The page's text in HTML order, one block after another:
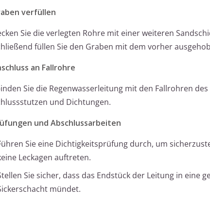
verfüllen
Sie die verlegten Rohre mit einer weiteren
füllen Sie den Graben mit dem vorher
an Fallrohre
Sie die Regenwasserleitung mit den Fallrohren
und Dichtungen.
und Abschlussarbeiten
Sie eine Dichtigkeitsprüfung durch, um
Leckagen auftreten.
Sie sicher, dass das Endstück der Leitung in eine
mündet.